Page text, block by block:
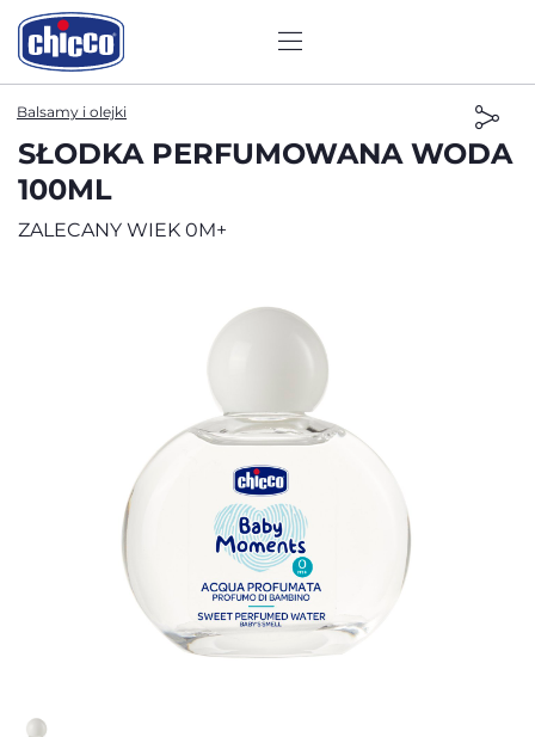
Balsamy i olejki
SŁODKA PERFUMOWANA WODA
100ML
ZALECANY WIEK 0M+